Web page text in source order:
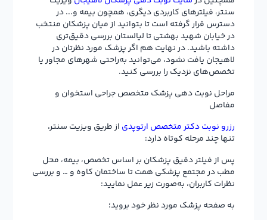
سنتر، فیلترهای کاربردی دیگری، همچون بیمه و... در
دسترس قرار گرفته است تا بتوانید از میان پزشکان منتخب
در خیابان شهید بهشتی تا لیالستان بررسی دقیق‌تری
داشته باشید. در نهایت هم اگر پزشک مورد نظرتان در
لاهیجان یافت نشود، می‌توانید به‌راحتی شهرهای مجاور یا
تخصص‌های نزدیک را بررسی کنید.
مراحل نوبت دهی پزشک متخصص جراحی استخوان و
مفاصل
رزرو نوبت دکتر متخصص ارتوپدی از طریق ویزیت سنتر،
تنها چند مرحله کوتاه دارد:
پس از فیلتر دقیق پزشکان بر اساس تخصص، بیمه، محل
مطب در مجتمع پزشکی همت تا ساختمان کاوه و … و بررسی
نظرات کاربران، به‌صورت زیر عمل نمایید:
به صفحه پزشک مورد نظر خود بروید؛